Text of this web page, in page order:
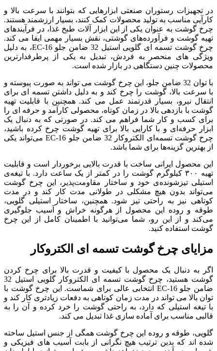
در تجهیزات رستوران صنعتی ابزارهایی که بتوانند با سرعت بالا و
کارآیی مناسب به تولید محصولات کمک کنند، بسیار ارزشمند هستند.
چرخ گوشت به عنوان یکی از این ابزار آلات طبخ غذا، در فرآیندهای
تهیه گوشت و فرآورده‌های گوشتی، نقش بسیار مهمی ایفا می کند.
چرخ گوشت تسمه ای گلویی استیل 32 ضامن جلو EC-16، به دلیل
ویژگی های منحصر به فردش، تبدیل به یکی از پرطرفدارترین
محصولات چنین دستگاهی در بازار شده است.
با توان 32 ضامن جلو، این چرخ گوشت می تواند به صورت پیوسته و
با سرعت بالا، گوشت را چرخ کند و به دلیل داشتن تسمه ای برای
انتقال نیرو، بسیار قدرتمند عمل می کند. همچنین با قابلیت تهیه
گوشت با بازدهی بالا در زمان کوتاه، محصولی کارآمد و حرفه ای را
برای کسب و کار شما فراهم می کند. در صورتی که به دنبال یک
ابزار حرفه‌ای و با کارایی بالا برای تهیه گوشت چرخ کرده باشید،
چرخ گوشت تسمه‌ای الکتروکار 32 ضامن جلو EC-16 می‌تواند یکی
از بهترین گزینه‌ها برای شما باشد.
این محصول ایرانی ساخت با قدرت بالایی برخوردار است و قابلیت
تهیه ۳۰۰ کیلوگرم گوشت را در کمتر از یک ساعت دارد. با تیغه‌ی
استیلی تیزشونده‌ی خود و ساختار مقاومت‌پذیر، این چرخ گوشت
می‌تواند بدون هیچ مشکلی در طولانی مدت کار کند و در مدت
کوتاهی نیز به راحتی تیز شود. همچنین، ساختار استیلی گلویی،
طوقه و روده این محصول از هرگونه خراش و آسیب جلوگیری
می‌کند و از این رو، شما می‌توانید با اطمینان کامل از این چرخ
گوشت استفاده کنید.
مزایای چرخ گوشت تسمه ای الکتروکار
اگر به دنبال یک محصول با کیفیت و قدرت بالا برای چرخ کردن
گوشت هستید، چرخ گوشت تسمه ای الکتروکار گلویی استیل 32
ضامن جلو EC-16 انتخابی عالی برای شماست. این چرخ گوشت با
توان بالا می تواند در مدت زمان کوتاهی به دفعات زیادتری کار کند و
با تیغه استیلی که دارد، به راحتی گوشت را خرد کرده و آن را به
قالبی مناسب برای آماده سازی غذا تبدیل می کند.
گلویی، طوقه و روده این چرخ گوشت همگی از جنس استیل ساخته
شده اند که بدین ترتیب هیچ نگرانی از بابت آسیب های فیزیکی و